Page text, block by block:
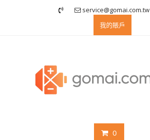
service@gomai.com.tw
我的賬戶
0